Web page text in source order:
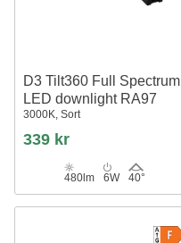
D3 Tilt360 Full Spectrum
LED downlight RA97
3000K, Sort
339 kr
480lm 6W 40°